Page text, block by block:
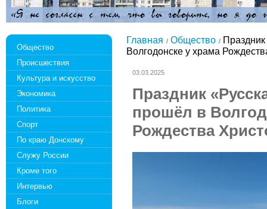
Общество
Происшествия
Культура и искусство
Экономика
Политика
Спорт
По краю Донскому
Служу России
Кроме того
Интервью
Блоги
Главная Общество
Волгодонске у храма
03.03.2025
Праздник
прошёл в
Рождества